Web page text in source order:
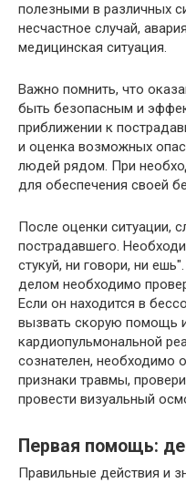
полезными в различных
несчастное случай,
медицинская ситуация.
Важно помнить, что
быть безопасным и
приближении к
и оценка возможных
людей рядом. При
для обеспечения своей
После оценки ситуации,
пострадавшего.
стукуй, ни говори, ни
делом необходимо
Если он находится в
вызвать скорую помощь
кардиопульмональной
сознателен, необходимо
признаки травмы,
провести визуальный
Первая помощь:
Правильные действия и